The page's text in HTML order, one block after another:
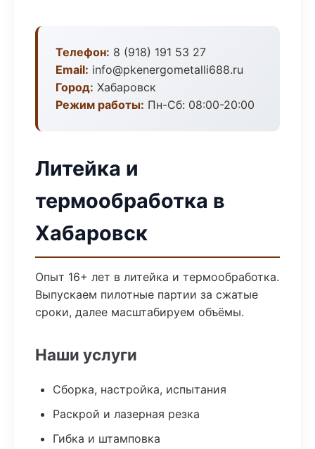
Телефон: 8 (918) 191 53 27
Email: info@pkenergometalli688.ru
Город: Хабаровск
Режим работы: Пн-Сб: 08:00-20:00
Литейка и
термообработка в
Хабаровск
Опыт 16+ лет в литейка и термообработка.
Выпускаем пилотные партии за сжатые
сроки, далее масштабируем объёмы.
Наши услуги
Сборка, настройка, испытания
Раскрой и лазерная резка
Гибка и штамповка